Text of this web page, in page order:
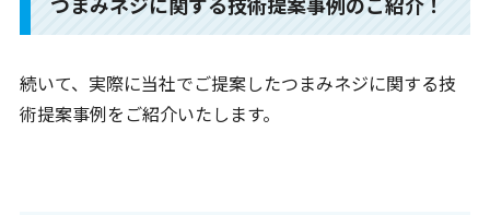
続いて、実際に当社でご提案したつまみネジに関する技
術提案事例をご紹介いたします。